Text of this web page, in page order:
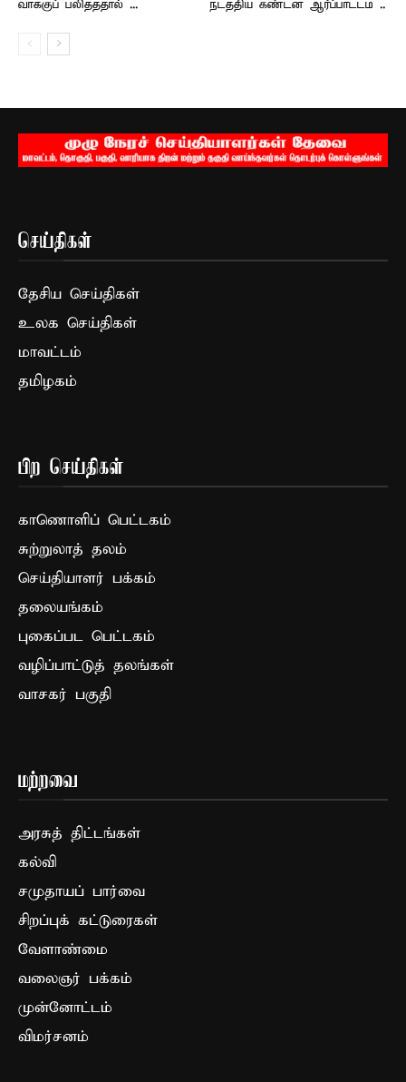
வாக்குப் பலித்ததால் –...
நடத்திய கண்டன ஆர்ப்பாட்டம் ..
செய்திகள்
தேசிய செய்திகள்
உலக செய்திகள்
மாவட்டம்
தமிழகம்
பிற செய்திகள்
காணொளிப் பெட்டகம்
சுற்றுலாத் தலம்
செய்தியாளர் பக்கம்
தலையங்கம்
புகைப்பட பெட்டகம்
வழிப்பாட்டுத் தலங்கள்
வாசகர் பகுதி
மற்றவை
அரசுத் திட்டங்கள்
கல்வி
சமுதாயப் பார்வை
சிறப்புக் கட்டுரைகள்
வேளாண்மை
வலைஞர் பக்கம்
முன்னோட்டம்
விமர்சனம்